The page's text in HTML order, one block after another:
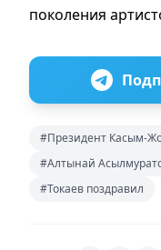
поколения
#Президент Касым-
#Алтынай
#Токаев поздравил